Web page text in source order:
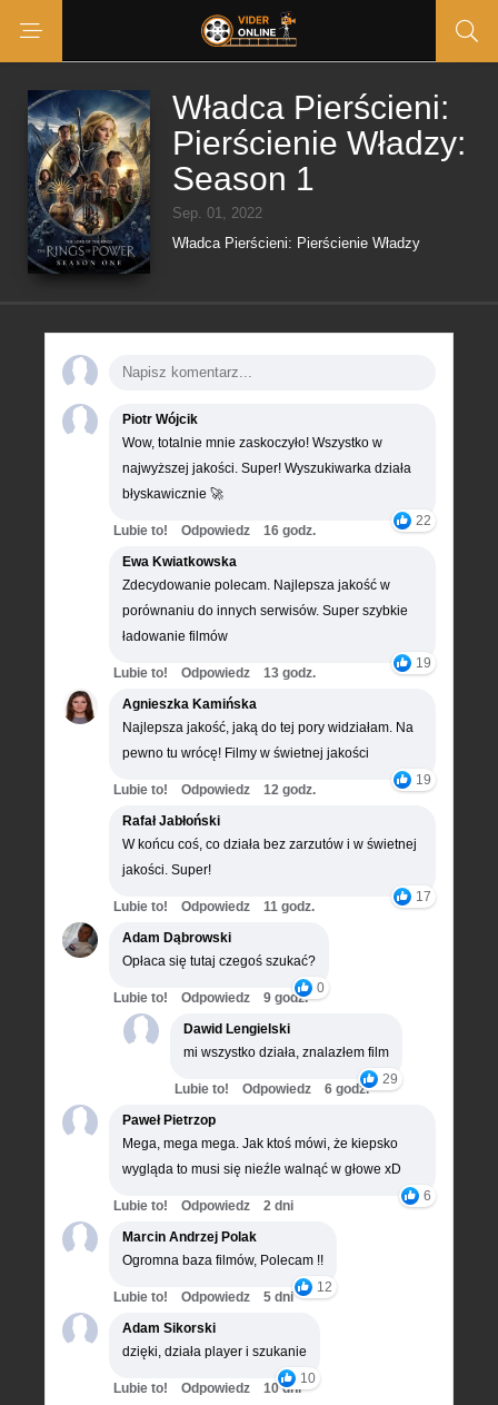
Władca Pierścieni:
Pierścienie Władzy:
Season 1
Sep. 01, 2022
Władca Pierścieni: Pierścienie Władzy
Piotr Wójcik
Wow, totalnie mnie zaskoczyło! Wszystko w
najwyższej jakości. Super! Wyszukiwarka działa
błyskawicznie 🚀
22
Lubie to! Odpowiedz
16 godz.
Ewa Kwiatkowska
Zdecydowanie polecam. Najlepsza jakość w
porównaniu do innych serwisów. Super szybkie
ładowanie filmów
19
Lubie to! Odpowiedz
13 godz.
Agnieszka Kamińska
Najlepsza jakość, jaką do tej pory widziałam. Na
pewno tu wrócę! Filmy w świetnej jakości
19
Lubie to! Odpowiedz
12 godz.
Rafał Jabłoński
W końcu coś, co działa bez zarzutów i w świetnej
jakości. Super!
17
Lubie to! Odpowiedz
11 godz.
Adam Dąbrowski
Opłaca się tutaj czegoś szukać?
0
Lubie to! Odpowiedz
9 godz.
Dawid Lengielski
mi wszystko działa, znalazłem film
29
Lubie to! Odpowiedz
6 godz.
Paweł Pietrzop
Mega, mega mega. Jak ktoś mówi, że kiepsko
wygląda to musi się nieźle walnąć w głowe xD
6
Lubie to! Odpowiedz
2 dni
Marcin Andrzej Polak
Ogromna baza filmów, Polecam !!
12
Lubie to! Odpowiedz
5 dni
Adam Sikorski
dzięki, działa player i szukanie
10
Lubie to! Odpowiedz 10 dni